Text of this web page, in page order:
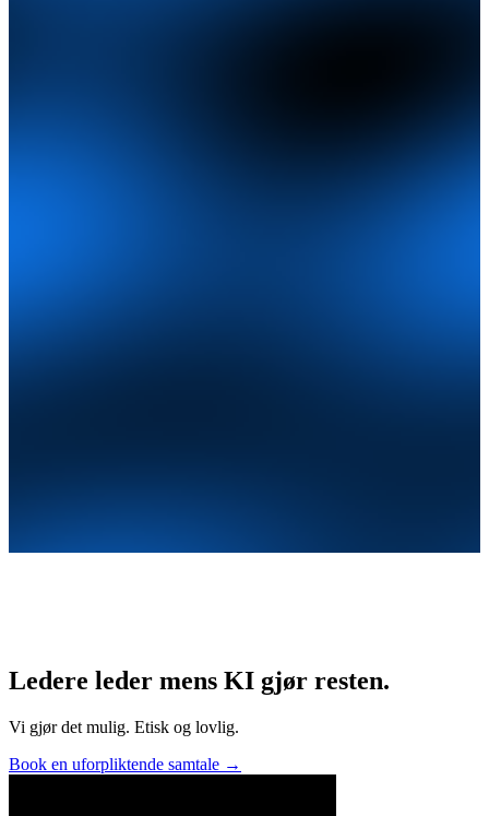
Ledere leder mens KI gjør resten.
Vi gjør det mulig. Etisk og lovlig.
Book en uforpliktende samtale →